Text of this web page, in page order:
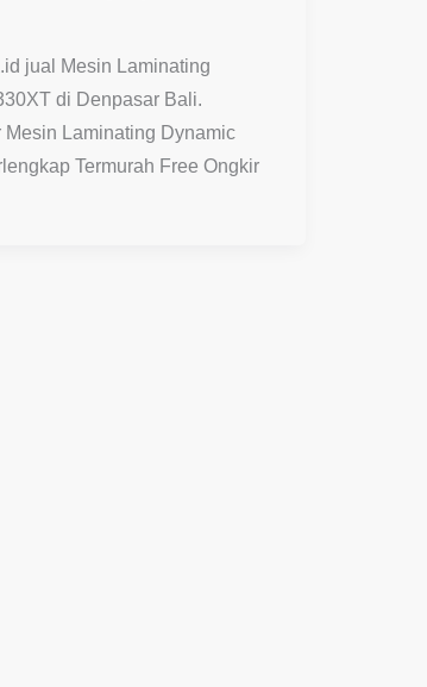
jual Mesin Laminating
di Denpasar Bali.
Mesin Laminating Dynamic
Termurah Free Ongkir